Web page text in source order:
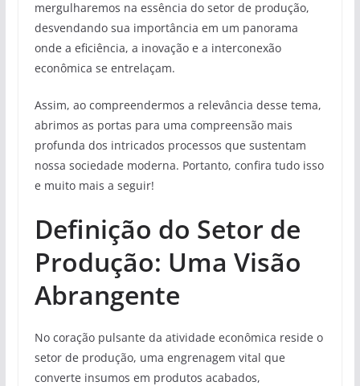
mergulharemos na essência do setor de produção,
desvendando sua importância em um panorama
onde a eficiência, a inovação e a interconexão
econômica se entrelaçam.
Assim, ao compreendermos a relevância desse tema,
abrimos as portas para uma compreensão mais
profunda dos intricados processos que sustentam
nossa sociedade moderna. Portanto, confira tudo isso
e muito mais a seguir!
Definição do Setor de
Produção: Uma Visão
Abrangente
No coração pulsante da atividade econômica reside o
setor de produção, uma engrenagem vital que
converte insumos em produtos acabados,